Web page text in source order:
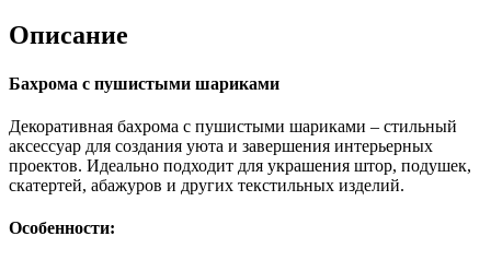
Описание
Бахрома с пушистыми шариками
Декоративная бахрома с пушистыми шариками – стильный
аксессуар для создания уюта и завершения интерьерных
проектов. Идеально подходит для украшения штор, подушек,
скатертей, абажуров и других текстильных изделий.
Особенности: